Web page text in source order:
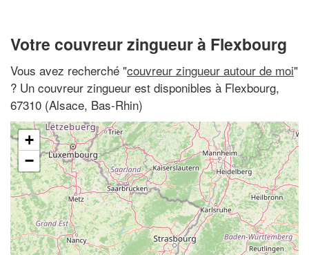
Votre couvreur zingueur à Flexbourg
Vous avez recherché "couvreur zingueur autour de moi"
? Un couvreur zingueur est disponibles à Flexbourg,
67310 (Alsace, Bas-Rhin)
+
−